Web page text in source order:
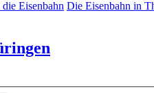
Eisenbahn Die Eisenbahn in